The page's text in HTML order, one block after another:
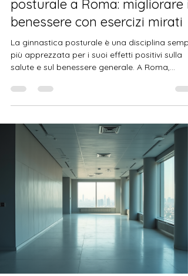
16 mar
Tempo di lettura: 3 min
Benefici della ginnastica
posturale a Roma: migliorare il
benessere con esercizi mirati
La ginnastica posturale è una disciplina
più apprezzata per i suoi effetti positivi sulla
salute e sul benessere generale. A Roma,
questa pratica sta guadagnando popolarità
grazie alla sua efficacia nel prevenire e
dolori muscolari e articolari, migliorare la
postura e aumentare la qualità della vita. In
questo articolo esploreremo i principali
della ginnastica posturale, come si svolge,
quanto può costare un mese di allenamento e
perché scegliere Ro